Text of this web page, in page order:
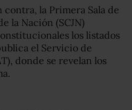
contra, la Primera Sala de
la Nación (SCJN)
los listados
el Servicio de
donde se revelan los